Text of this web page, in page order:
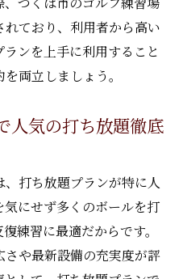
ており、利用者から高い
ンを上手に利用すること
両立しましょう。
人気の打ち放題徹底
打ち放題プランが特に人
にせず多くのボールを打
練習に最適だからです。
や最新設備の充実度が評